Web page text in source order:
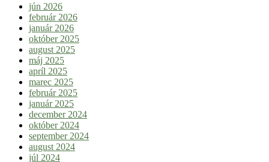
jún 2026
február 2026
január 2026
október 2025
august 2025
máj 2025
apríl 2025
marec 2025
február 2025
január 2025
december 2024
október 2024
september 2024
august 2024
júl 2024